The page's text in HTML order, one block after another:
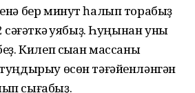
бер минут һалып торабыҙ
сәғәткә ҡуябыҙ. Һуңынан уны
Килеп сыҡан массаны
өсөн тәғәйенләнгән
сығабыҙ.